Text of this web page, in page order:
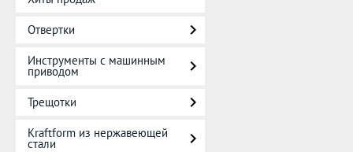
Отвертки
Инструменты с машинным
приводом
Трещотки
Kraftform из нержавеющей
стали